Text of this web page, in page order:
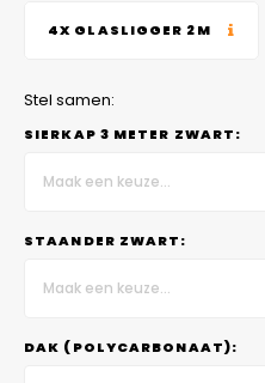
4X GLASLIGGER 2M
Stel samen:
SIERKAP 3 METER ZWART:
Maak een keuze...
STAANDER ZWART:
Maak een keuze...
DAK (POLYCARBONAAT):